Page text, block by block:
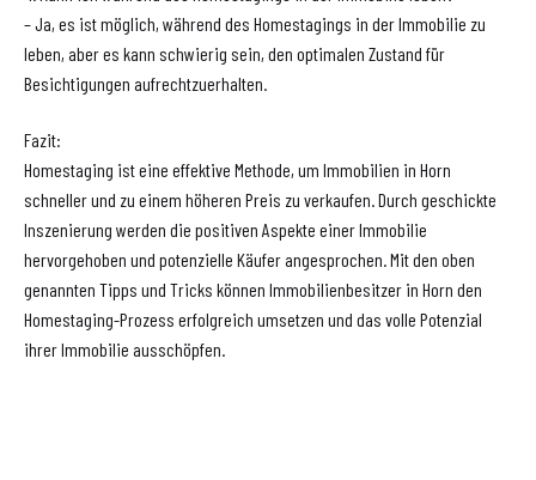
– Ja, es ist möglich, während des Homestagings in der Immobilie zu
leben, aber es kann schwierig sein, den optimalen Zustand für
Besichtigungen aufrechtzuerhalten.
Fazit:
Homestaging ist eine effektive Methode, um Immobilien in Horn
schneller und zu einem höheren Preis zu verkaufen. Durch geschickte
Inszenierung werden die positiven Aspekte einer Immobilie
hervorgehoben und potenzielle Käufer angesprochen. Mit den oben
genannten Tipps und Tricks können Immobilienbesitzer in Horn den
Homestaging-Prozess erfolgreich umsetzen und das volle Potenzial
ihrer Immobilie ausschöpfen.